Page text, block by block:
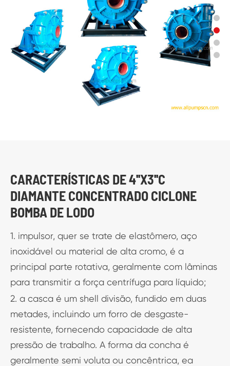
CARACTERÍSTICAS DE 4''X3''C
DIAMANTE CONCENTRADO CICLONE
BOMBA DE LODO
1. impulsor, quer se trate de elastômero, aço
inoxidável ou material de alta cromo, é a
principal parte rotativa, geralmente com lâminas
para transmitir a força centrífuga para líquido;
2. a casca é um shell divisão, fundido em duas
metades, incluindo um forro de desgaste-
resistente, fornecendo capacidade de alta
pressão de trabalho. A forma da concha é
geralmente semi voluta ou concêntrica, ea